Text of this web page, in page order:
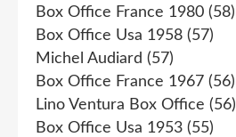
Box Office France 1980 (58)
Box Office Usa 1958 (57)
Michel Audiard (57)
Box Office France 1967 (56)
Lino Ventura Box Office (56)
Box Office Usa 1953 (55)